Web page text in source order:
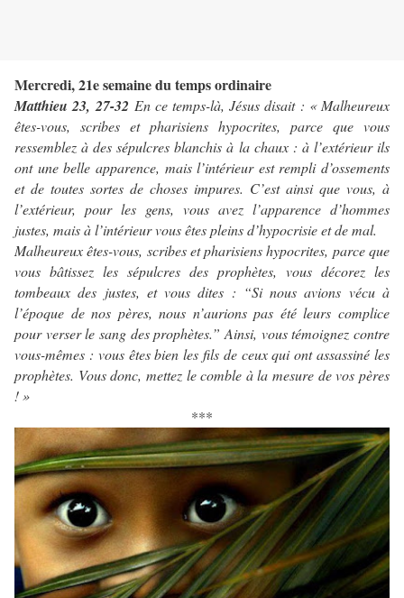
Mercredi, 21e semaine du temps ordinaire
Matthieu 23, 27-32 En ce temps-là, Jésus disait : « Malheureux
êtes-vous, scribes et pharisiens hypocrites, parce que vous
ressemblez à des sépulcres blanchis à la chaux : à l’extérieur ils
ont une belle apparence, mais l’intérieur est rempli d’ossements
et de toutes sortes de choses impures. C’est ainsi que vous, à
l’extérieur, pour les gens, vous avez l’apparence d’hommes
justes, mais à l’intérieur vous êtes pleins d’hypocrisie et de mal.
Malheureux êtes-vous, scribes et pharisiens hypocrites, parce que
vous bâtissez les sépulcres des prophètes, vous décorez les
tombeaux des justes, et vous dites : “Si nous avions vécu à
l’époque de nos pères, nous n’aurions pas été leurs complice
pour verser le sang des prophètes.” Ainsi, vous témoignez contre
vous-mêmes : vous êtes bien les fils de ceux qui ont assassiné les
prophètes. Vous donc, mettez le comble à la mesure de vos pères
! »
***